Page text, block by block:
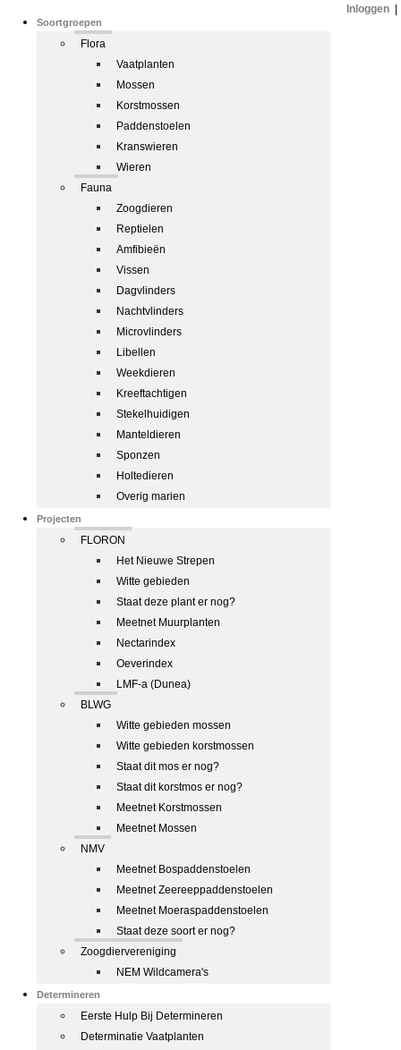
Soortgroepen
Flora
Vaatplanten
Mossen
Korstmossen
Paddenstoelen
Kranswieren
Wieren
Fauna
Zoogdieren
Reptielen
Amfibieën
Vissen
Dagvlinders
Nachtvlinders
Microvlinders
Libellen
Weekdieren
Kreeftachtigen
Stekelhuidigen
Manteldieren
Sponzen
Holtedieren
Overig marien
Projecten
FLORON
Het Nieuwe Strepen
Witte gebieden
Staat deze plant er nog?
Meetnet Muurplanten
Nectarindex
Oeverindex
LMF-a (Dunea)
BLWG
Witte gebieden mossen
Witte gebieden korstmossen
Staat dit mos er nog?
Staat dit korstmos er nog?
Meetnet Korstmossen
Meetnet Mossen
NMV
Meetnet Bospaddenstoelen
Meetnet Zeereeppaddenstoelen
Meetnet Moeraspaddenstoelen
Staat deze soort er nog?
Zoogdiervereniging
NEM Wildcamera's
Determineren
Eerste Hulp Bij Determineren
Determinatie Vaatplanten
Inloggen